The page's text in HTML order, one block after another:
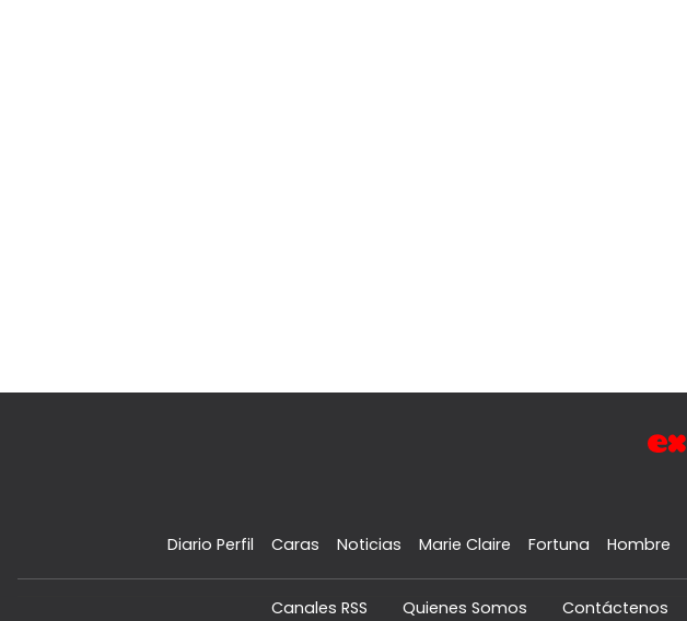
Diario Perfil Caras Noticias Marie Claire Fortuna Hombre
Canales RSS Quienes Somos Contáctenos